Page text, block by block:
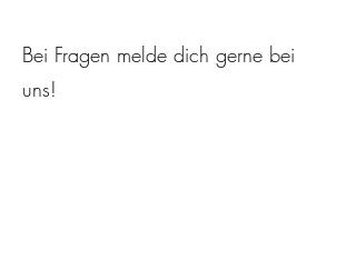
Bei Fragen melde dich gerne bei
uns!